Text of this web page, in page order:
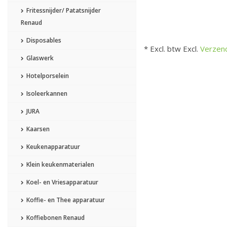
Fritessnijder/ Patatsnijder
Renaud
Disposables
Glaswerk
Hotelporselein
Isoleerkannen
JURA
Kaarsen
Keukenapparatuur
Klein keukenmaterialen
Koel- en Vriesapparatuur
Koffie- en Thee apparatuur
Koffiebonen Renaud
* Excl. btw Excl.